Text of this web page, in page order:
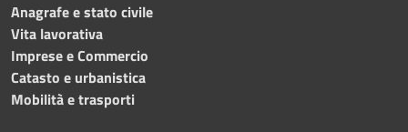
Anagrafe e stato civile
Vita lavorativa
Imprese e Commercio
Catasto e urbanistica
Mobilità e trasporti